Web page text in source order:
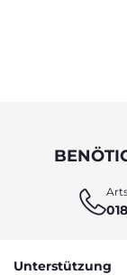
Unterstützung